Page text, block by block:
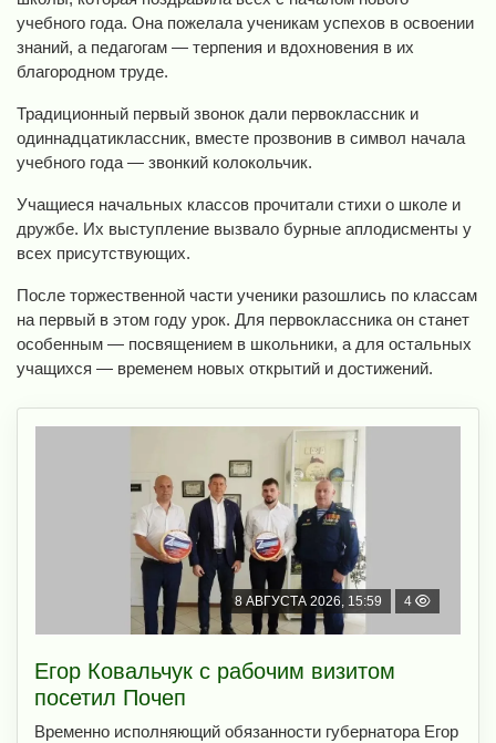
учебного года. Она пожелала ученикам успехов в освоении
знаний, а педагогам — терпения и вдохновения в их
благородном труде.
Традиционный первый звонок дали первоклассник и
одиннадцатиклассник, вместе прозвонив в символ начала
учебного года — звонкий колокольчик.
Учащиеся начальных классов прочитали стихи о школе и
дружбе. Их выступление вызвало бурные аплодисменты у
всех присутствующих.
После торжественной части ученики разошлись по классам
на первый в этом году урок. Для первоклассника он станет
особенным — посвящением в школьники, а для остальных
учащихся — временем новых открытий и достижений.
8 АВГУСТА 2026, 15:59 4
Егор Ковальчук с рабочим визитом
посетил Почеп
Временно исполняющий обязанности губернатора Егор